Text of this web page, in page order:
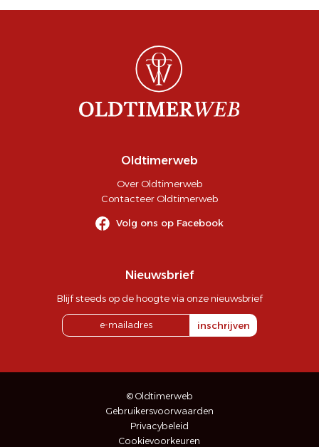
Oldtimerweb
Over Oldtimerweb
Contacteer Oldtimerweb
Volg ons op Facebook
Nieuwsbrief
Blijf steeds op de hoogte via onze nieuwsbrief
inschrijven
© Oldtimerweb
Gebruikersvoorwaarden
Privacybeleid
Cookievoorkeuren